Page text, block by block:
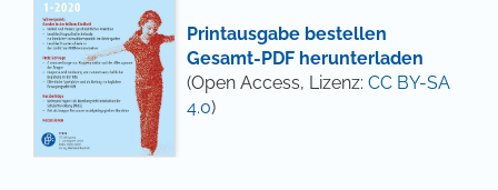
Printausgabe bestellen
Gesamt-PDF herunterladen
(Open Access, Lizenz: CC BY-SA
4.0)